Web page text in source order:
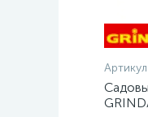
Артикул: